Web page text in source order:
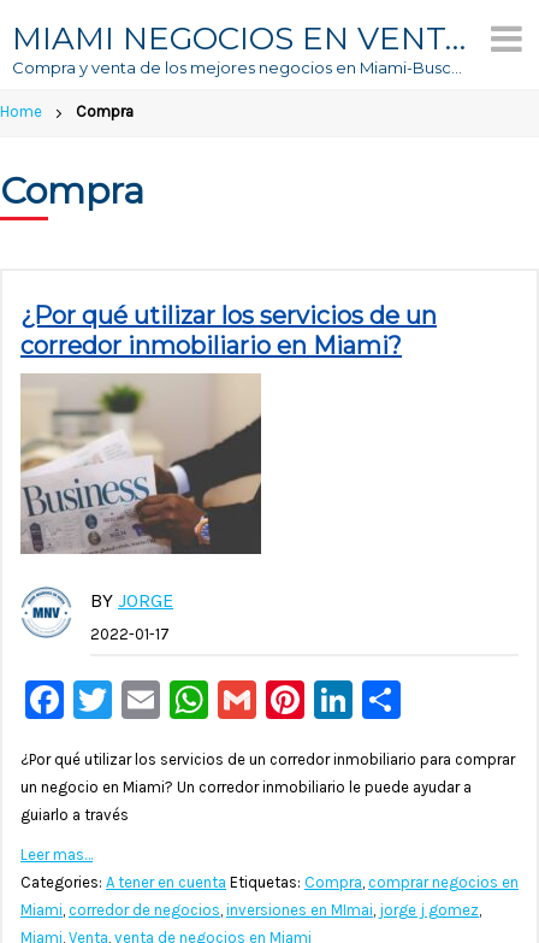
content
MIAMI NEGOCIOS EN VENTA
Home Compra
Compra
¿Por qué utilizar los servicios de un
corredor inmobiliario en Miami?
BY JORGE
2022-01-17
Facebook
Twitter
EmailWhatsApp
GmailPinterest
LinkedIn
¿Por qué utilizar los servicios de un corredor inmobiliario para comprar
un negocio en Miami? Un corredor inmobiliario le puede ayudar a
guiarlo a través
Leer mas…
Categories: A tener en cuenta Etiquetas: Compra, comprar negocios en
Miami, corredor de negocios, inversiones en MImai, jorge j gomez,
Miami, Venta, venta de negocios en Miami